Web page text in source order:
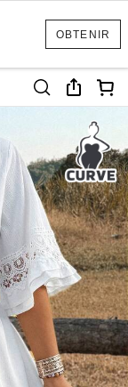
OBTENIR